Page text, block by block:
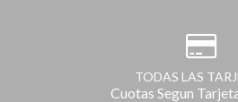
TODAS LAS
Cuotas Segun